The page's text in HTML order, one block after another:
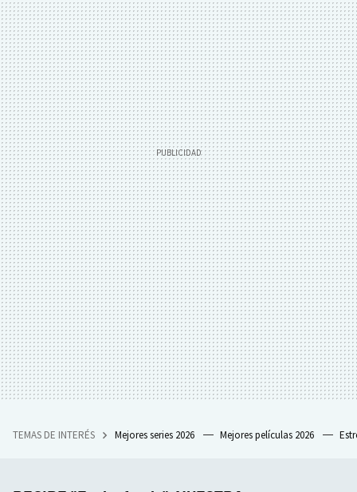
TEMAS DE INTERÉS Mejores series 2026 Mejores películas 2026